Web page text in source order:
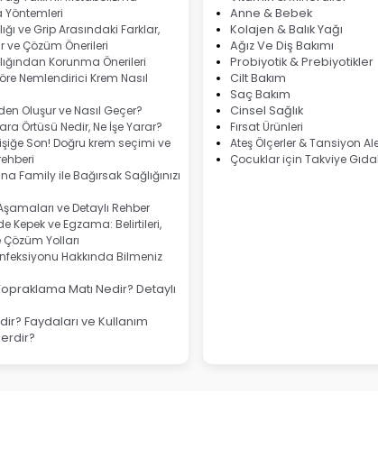
Yöntemleri
ve Grip Arasındaki Farklar,
Çözüm Önerileri
Korunma Önerileri
Nemlendirici Krem Nasıl
Oluşur ve Nasıl Geçer?
Örtüsü Nedir, Ne İşe Yarar?
Son! Doğru krem seçimi ve
Family ile Bağırsak Sağlığınızı
ve Detaylı Rehber
Kepek ve Egzama: Belirtileri,
Yolları
Hakkında Bilmeniz
Matı Nedir? Detaylı
Faydaları ve Kullanım
Anne & Bebek
Kolajen & Balık Yağı
Ağız Ve Diş Bakımı
Probiyotik & Prebiyotikler
Cilt Bakım
Saç Bakım
Cinsel Sağlık
Fırsat Ürünleri
Ateş Ölçerler & Tansiyon
Çocuklar için Takviye